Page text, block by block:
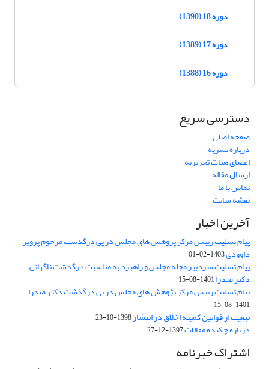
دوره 18 (1390)
دوره 17 (1389)
دوره 16 (1388)
دسترسی سریع
صفحه اصلی
درباره نشریه
اعضای هیات تحریریه
ارسال مقاله
تماس با ما
نقشه سایت
آخرین اخبار
پیام تسلیت رییس مرکز پژوهش های مجلس در پی درگذشت مرحوم پرویز
داوودی1403-02-01
پیام تسلیت سردبیر مجله مجلس و راهبرد به مناسبت درگذشت ناگهانی
دکتر صدرا1401-08-15
پیام تسلیت رییس مرکز پژوهش های مجلس در پی درگذشت دکتر صدرا
1401-08-15
تبعیت از قوانین کمیته اخلاق در انتشار1398-10-23
درباره چکیده مقالات1397-12-27
اشتراک خبرنامه